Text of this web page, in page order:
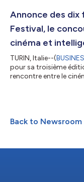
partenaires dotés
Annonce des dix
Festival, le
cinéma et
TURIN, Italie--(
pour sa troisième
rencontre entre le
finalistes. Le festival
édition du Festival
Back to Newsroom